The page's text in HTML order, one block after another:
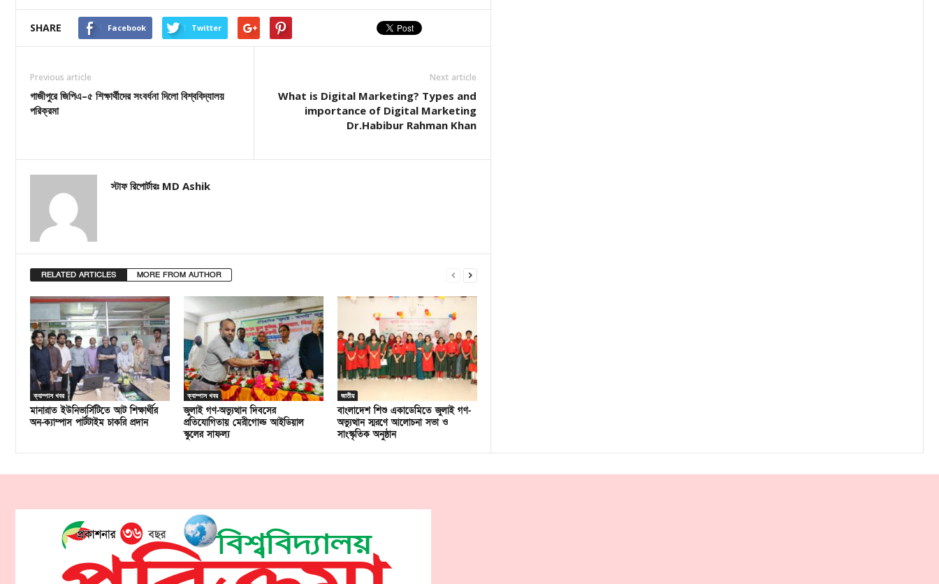
SHARE Facebook Twitter
Previous article
গাজীপুরে জিপিএ–৫ শিক্ষার্থীদের সংবর্ধনা দিলো বিশ্ববিদ্যালয়
পরিক্রমা
Next article
What is Digital Marketing? Types and
importance of Digital Marketing
Dr.Habibur Rahman Khan
স্টাফ রিপোর্টারঃ MD Ashik
RELATED ARTICLES MORE FROM AUTHOR
ক্যাম্পাস খবর
মানারাত ইউনিভার্সিটিতে আট শিক্ষার্থীর
অন-ক্যাম্পাস পার্টটাইম চাকরি প্রদান
ক্যাম্পাস খবর
জুলাই গণ-অভ্যুত্থান দিবসের
প্রতিযোগিতায় মেরীগোল্ড আইডিয়াল
স্কুলের সাফল্য
জাতীয়
বাংলাদেশ শিশু একাডেমিতে জুলাই গণ-
অভ্যুত্থান স্মরণে আলোচনা সভা ও
সাংস্কৃতিক অনুষ্ঠান